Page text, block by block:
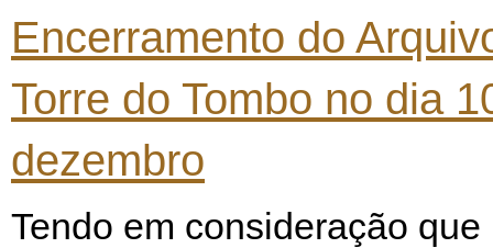
Encerramento do
Torre do Tombo no dia
dezembro
Tendo em consideração